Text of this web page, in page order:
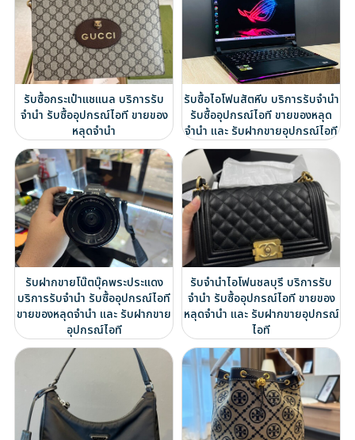
รับซื้อกระเป๋าแชแนล บริการรับ
จำนำ รับซื้ออุปกรณ์ไอที ขายของ
หลุดจำนำ
รับซื้อไอโฟนสัตหีบ บริการรับจำนำ
รับซื้ออุปกรณ์ไอที ขายของหลุด
จำนำ และ รับฝากขายอุปกรณ์ไอที
รับฝากขายโน๊ตบุ๊คพระประแดง
บริการรับจำนำ รับซื้ออุปกรณ์ไอที
ขายของหลุดจำนำ และ รับฝากขาย
อุปกรณ์ไอที
รับจำนำไอโฟนชลบุรี บริการรับ
จำนำ รับซื้ออุปกรณ์ไอที ขายของ
หลุดจำนำ และ รับฝากขายอุปกรณ์
ไอที